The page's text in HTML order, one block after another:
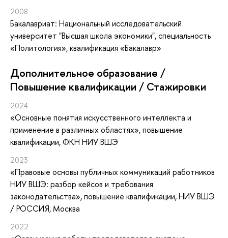
2008
Бакалавриат: Национальный исследовательский
университет "Высшая школа экономики", специальность
«Политология», квалификация «Бакалавр»
Дополнительное образование /
Повышение квалификации / Стажировки
2024
«Основные понятия искусственного интеллекта и
применение в различных областях», повышение
квалификации, ФКН НИУ ВШЭ
2023
«Правовые основы публичных коммуникаций работников
НИУ ВШЭ: разбор кейсов и требования
законодательства», повышение квалификации, НИУ ВШЭ
/ РОССИЯ, Москва
2022